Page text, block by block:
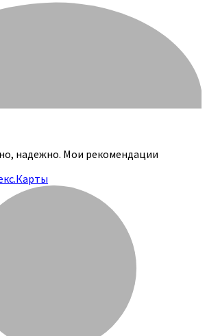
надежно. Мои рекомендации